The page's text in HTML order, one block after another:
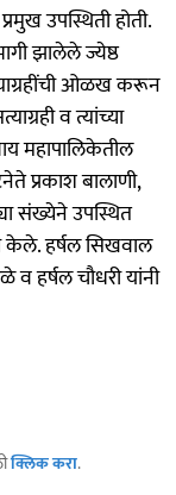
उपस्थिती होती.
झालेले ज्येष्ठ
ओळख करून
व त्यांच्या
महापालिकेतील
प्रकाश बालाणी,
संख्येने उपस्थित
हर्षल सिखवाल
हर्षल चौधरी यांनी
क्लिक करा.